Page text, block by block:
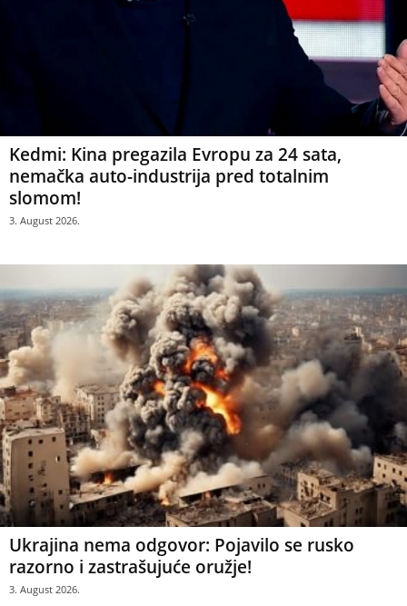
Kedmi: Kina pregazila Evropu za 24 sata,
nemačka auto-industrija pred totalnim
slomom!
3. August 2026.
Ukrajina nema odgovor: Pojavilo se rusko
razorno i zastrašujuće oružje!
3. August 2026.